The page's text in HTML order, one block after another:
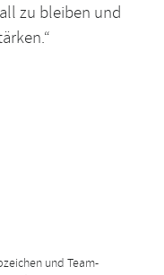
zu bleiben und
und Team-